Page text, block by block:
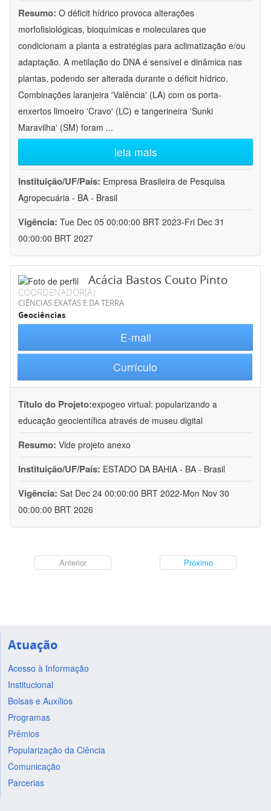
Resumo: O déficit hídrico provoca alterações
morfofisiológicas, bioquímicas e moleculares que
condicionam a planta a estratégias para aclimatização e/ou
adaptação. A metilação do DNA é sensível e dinâmica nas
plantas, podendo ser alterada durante o déficit hídrico.
Combinações laranjeira 'Valência' (LA) com os porta-
enxertos limoeiro 'Cravo' (LC) e tangerineira 'Sunki
Maravilha' (SM) foram ...
leia mais
Instituição/UF/País: Empresa Brasileira de Pesquisa
Agropecuária - BA - Brasil
Vigência: Tue Dec 05 00:00:00 BRT 2023-Fri Dec 31
00:00:00 BRT 2027
Acácia Bastos Couto Pinto
COORDENADOR(A)
CIÊNCIAS EXATAS E DA TERRA
Geociências
E-mail
Currículo
Título do Projeto:expogeo virtual: popularizando a
educação geocientífica através de museu digital
Resumo: Vide projeto anexo
Instituição/UF/País: ESTADO DA BAHIA - BA - Brasil
Vigência: Sat Dec 24 00:00:00 BRT 2022-Mon Nov 30
00:00:00 BRT 2026
Anterior Próximo
Atuação
Acesso à Informação
Institucional
Bolsas e Auxílios
Programas
Prêmios
Popularização da Ciência
Comunicação
Parcerias